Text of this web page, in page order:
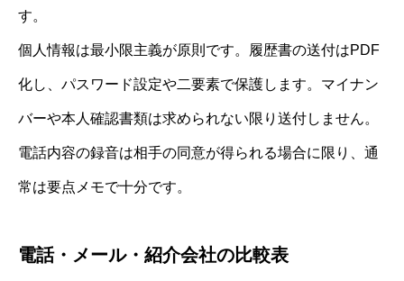
す。
個人情報は最小限主義が原則です。履歴書の送付はPDF
化し、パスワード設定や二要素で保護します。マイナン
バーや本人確認書類は求められない限り送付しません。
電話内容の録音は相手の同意が得られる場合に限り、通
常は要点メモで十分です。
電話・メール・紹介会社の比較表